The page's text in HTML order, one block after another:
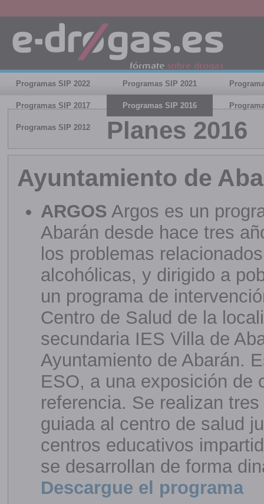
Programas SIP 2022 Programas SIP 2021
Programas SIP 2017 Programas SIP 2016
Programas SIP 2012 Planes 2016
Ayuntamiento de
ARGOS Argos es un
Abarán desde hace tres
los problemas
alcohólicas, y dirigido a
un programa de
Centro de Salud de la
secundaria IES Villa de
Ayuntamiento de Abarán.
ESO, a una exposición de
referencia. Se realizan
guiada al centro de salud
centros educativos
se desarrollan de forma
Descargue el programa